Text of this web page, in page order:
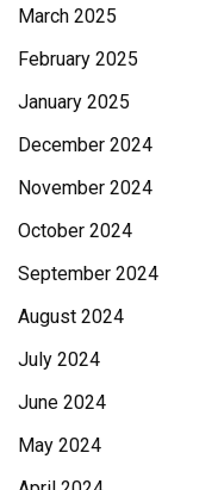
March 2025
February 2025
January 2025
December 2024
November 2024
October 2024
September 2024
August 2024
July 2024
June 2024
May 2024